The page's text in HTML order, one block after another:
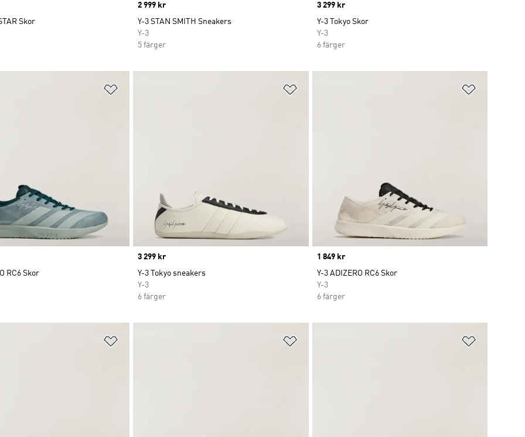
Skor
Price
2 999 kr
Y-3 STAN SMITH Sneakers
Y-3
5 färger
Price
3 299 kr
Y-3 Tokyo Skor
Y-3
6 färger
RC6 Skor
Price
3 299 kr
Y-3 Tokyo sneakers
Y-3
6 färger
Price
1 849 kr
Y-3 ADIZERO RC6 Skor
Y-3
6 färger